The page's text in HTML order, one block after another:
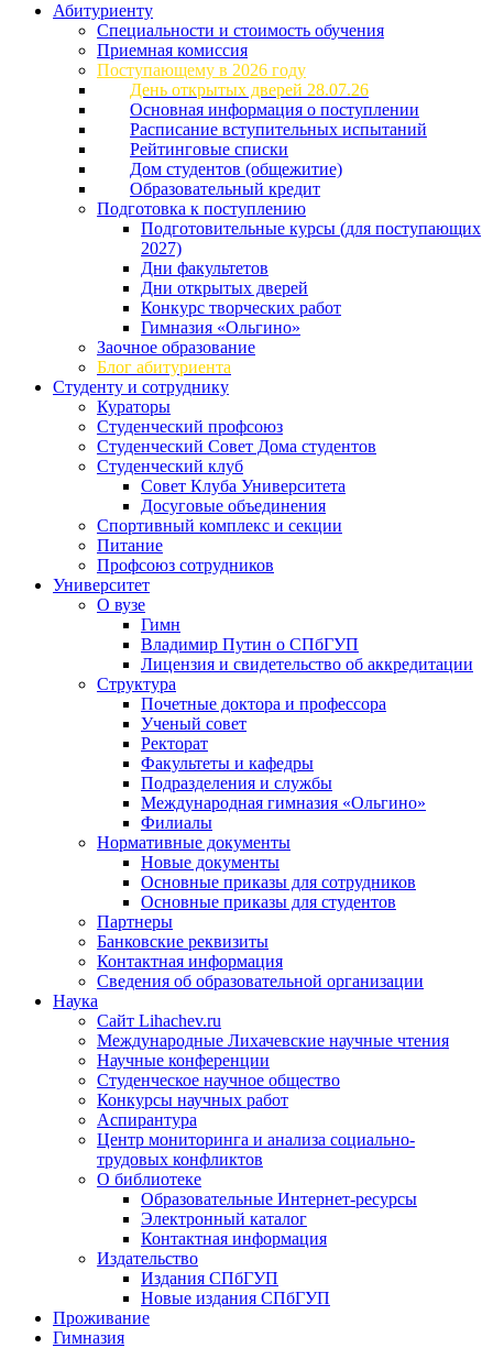
Абитуриенту
Специальности и стоимость обучения
Приемная комиссия
Поступающему в 2026 году
День открытых дверей 28.07.26
Основная информация о поступлении
Расписание вступительных испытаний
Рейтинговые списки
Дом студентов (общежитие)
Образовательный кредит
Подготовка к поступлению
Подготовительные курсы (для поступающих
2027)
Дни факультетов
Дни открытых дверей
Конкурс творческих работ
Гимназия «Ольгино»
Заочное образование
Блог абитуриента
Студенту и сотруднику
Кураторы
Студенческий профсоюз
Студенческий Совет Дома студентов
Студенческий клуб
Совет Клуба Университета
Досуговые объединения
Спортивный комплекс и секции
Питание
Профсоюз сотрудников
Университет
О вузе
Гимн
Владимир Путин о СПбГУП
Лицензия и свидетельство об аккредитации
Структура
Почетные доктора и профессора
Ученый совет
Ректорат
Факультеты и кафедры
Подразделения и службы
Международная гимназия «Ольгино»
Филиалы
Нормативные документы
Новые документы
Основные приказы для сотрудников
Основные приказы для студентов
Партнеры
Банковские реквизиты
Контактная информация
Сведения об образовательной организации
Наука
Сайт Lihachev.ru
Международные Лихачевские научные чтения
Научные конференции
Студенческое научное общество
Конкурсы научных работ
Аспирантура
Центр мониторинга и анализа социально-
трудовых конфликтов
О библиотеке
Образовательные Интернет-ресурсы
Электронный каталог
Контактная информация
Издательство
Издания СПбГУП
Новые издания СПбГУП
Проживание
Гимназия